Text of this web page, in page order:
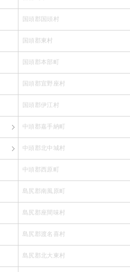
国頭郡国頭村
国頭郡東村
国頭郡本部町
国頭郡宜野座村
国頭郡伊江村
中頭郡嘉手納町
中頭郡北中城村
中頭郡西原町
島尻郡南風原町
島尻郡座間味村
島尻郡渡名喜村
島尻郡北大東村